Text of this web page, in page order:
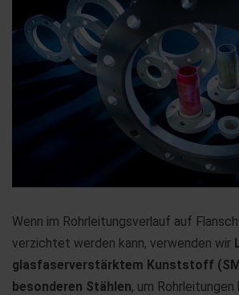
Wenn im Rohrleitungsverlauf auf
verzichtet werden kann, verwenden wir
glasfaserverstärktem Kunststoff
besonderen Stählen, um Rohrleitungen